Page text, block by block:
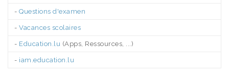
- Questions d'examen
- Vacances scolaires
- Education.lu (Apps, Ressources, ...)
- iam.education.lu